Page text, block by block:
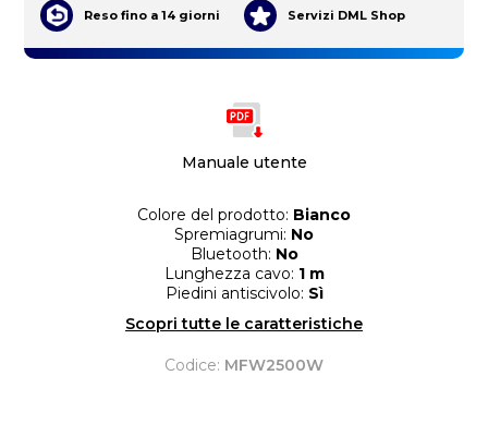
Manuale utente
Colore del prodotto: Bianco
Spremiagrumi: No
Bluetooth: No
Lunghezza cavo: 1 m
Piedini antiscivolo: Sì
Scopri tutte le caratteristiche
Codice: MFW2500W
Reso fino a 14 giorni Servizi DML Shop